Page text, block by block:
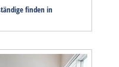
finden in